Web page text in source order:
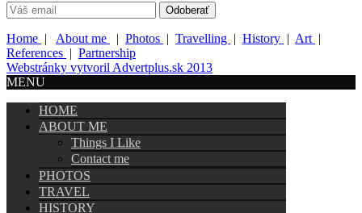
Home | About me | Photos | Travelling | History | Art |
References | Partnership
Webstránky vytvoril Advertplus.sk 2013
MENU
HOME
ABOUT ME
Things I Like
Contact me
PHOTOS
TRAVEL
HISTORY